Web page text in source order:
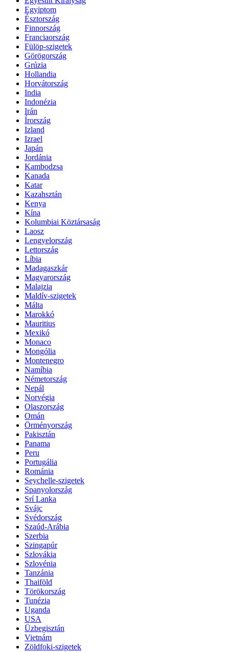
Egyiptom
Észtország
Finnország
Franciaország
Fülöp-szigetek
Görögország
Grúzia
Hollandia
Horvátország
India
Indonézia
Irán
Írország
Izland
Izrael
Japán
Jordánia
Kambodzsa
Kanada
Katar
Kazahsztán
Kenya
Kína
Kolumbiai Köztársaság
Laosz
Lengyelország
Lettország
Líbia
Madagaszkár
Magyarország
Malajzia
Maldív-szigetek
Málta
Marokkó
Mauritius
Mexikó
Monaco
Mongólia
Montenegro
Namíbia
Németország
Nepál
Norvégia
Olaszország
Omán
Örményország
Pakisztán
Panama
Peru
Portugália
Románia
Seychelle-szigetek
Spanyolország
Srí Lanka
Svájc
Svédország
Szaúd-Arábia
Szerbia
Szingapúr
Szlovákia
Szlovénia
Tanzánia
Thaiföld
Törökország
Tunézia
Uganda
USA
Üzbegisztán
Vietnám
Zöldfoki-szigetek